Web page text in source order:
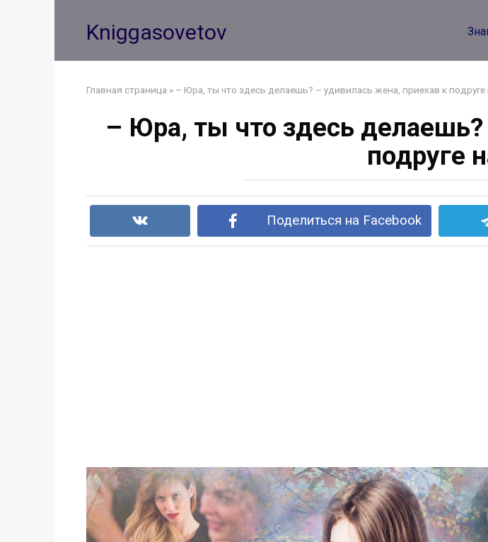
Kniggasovetov
Главная страница » – Юра, ты что здесь делаешь? – удивилась жена, приехав к подруге
– Юра, ты что здесь
подруге
Поделиться на Facebook